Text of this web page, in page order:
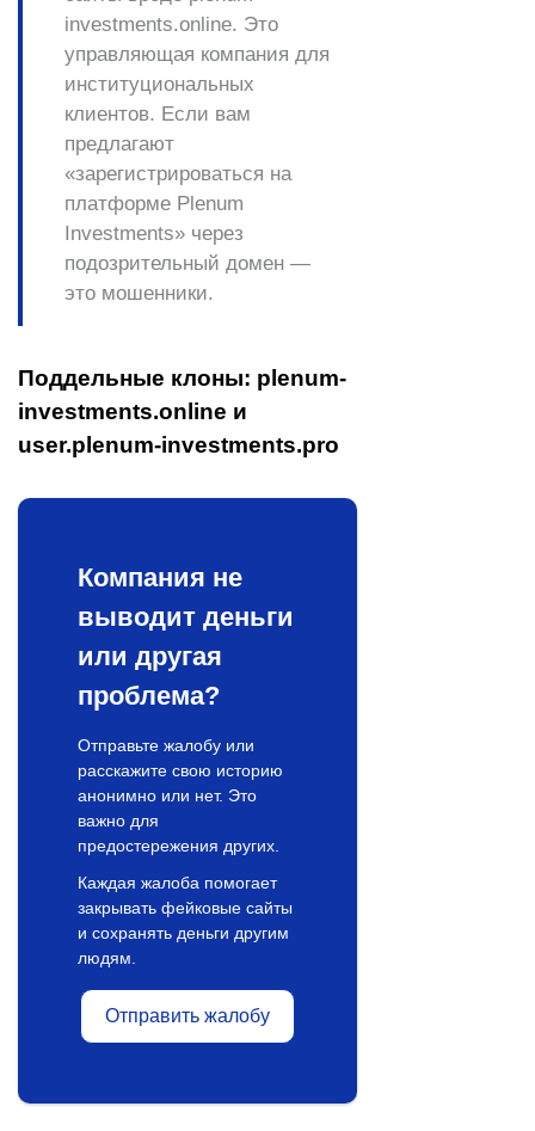
investments.online. Это
управляющая компания для
институциональных
клиентов. Если вам
предлагают
«зарегистрироваться на
платформе Plenum
Investments» через
подозрительный домен —
это мошенники.
Поддельные клоны: plenum-
investments.online и
user.plenum-investments.pro
Компания не
выводит деньги
или другая
проблема?
Отправьте жалобу или
расскажите свою историю
анонимно или нет. Это
важно для
предостережения других.
Каждая жалоба помогает
закрывать фейковые сайты
и сохранять деньги другим
людям.
Отправить жалобу